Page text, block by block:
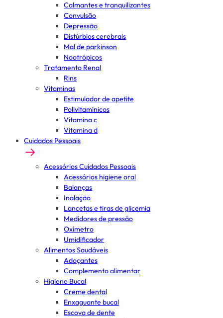
Calmantes e tranquilizantes
Convulsão
Depressão
Distúrbios cerebrais
Mal de parkinson
Nootrópicos
Tratamento Renal
Rins
Vitaminas
Estimulador de apetite
Polivitamínicos
Vitamina c
Vitamina d
Cuidados Pessoais
Acessórios Cuidados Pessoais
Acessórios higiene oral
Balanças
Inalação
Lancetas e tiras de glicemia
Medidores de pressão
Oxímetro
Umidificador
Alimentos Saudáveis
Adoçantes
Complemento alimentar
Higiene Bucal
Creme dental
Enxaguante bucal
Escova de dente